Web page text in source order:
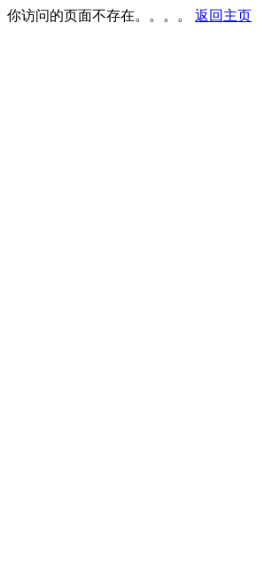
你访问的页面不存在。。。。 返回主页